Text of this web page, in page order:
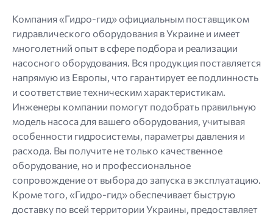
Компания «Гидро-гид» официальным поставщиком
гидравлического оборудования в Украине и имеет
многолетний опыт в сфере подбора и реализации
насосного оборудования. Вся продукция поставляется
напрямую из Европы, что гарантирует ее подлинность
и соответствие техническим характеристикам.
Инженеры компании помогут подобрать правильную
модель насоса для вашего оборудования, учитывая
особенности гидросистемы, параметры давления и
расхода. Вы получите не только качественное
оборудование, но и профессиональное
сопровождение от выбора до запуска в эксплуатацию.
Кроме того, «Гидро-гид» обеспечивает быструю
доставку по всей территории Украины, предоставляет